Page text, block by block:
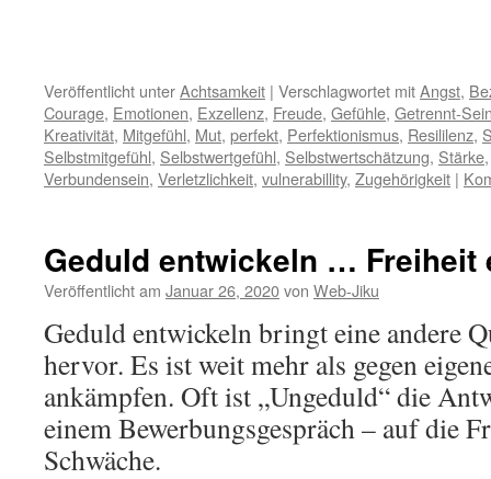
Veröffentlicht unterAchtsamkeit | Verschlagwortet mitAngst,
Courage, Emotionen, Exzellenz, Freude, Gefühle, Getrennt-
Kreativität, Mitgefühl, Mut, perfekt, Perfektionismus, Resililenz,
Selbstmitgefühl, Selbstwertgefühl, Selbstwertschätzung, Stärke
Verbundensein, Verletzlichkeit, vulnerabillity, Zugehörigkeit |
Geduld entwickeln … Freiheit
Veröffentlicht am Januar 26, 2020von Web-Jiku
Geduld entwickeln bringt eine andere
hervor. Es ist weit mehr als gegen
ankämpfen. Oft ist „Ungeduld“ die
einem Bewerbungsgespräch – auf die
Schwäche.